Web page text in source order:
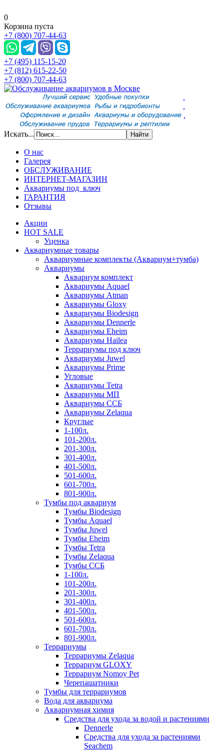
0
Корзина пуста
+7 (800) 707-44-63
+7 (495) 115-15-20
+7 (812) 615-22-50
+7 (800) 707-44-63
,
,
,
Искать...
О нас
Галерея
ОБСЛУЖИВАНИЕ
ИНТЕРНЕТ-МАГАЗИН
Аквариумы под ключ
ГАРАНТИЯ
Отзывы
Акции
HOT SALE
Уценка
Аквариумные товары
Аквариумные комплекты (Аквариум+тумба)
Аквариумы
Аквариум комплект
Аквариумы Aquael
Аквариумы Atman
Аквариумы Gloxy
Аквариумы Biodesign
Аквариумы Dennerle
Аквариумы Eheim
Аквариумы Hailea
Террариумы под ключ
Аквариумы Juwel
Аквариумы Prime
Угловые
Аквариумы Tetra
Аквариумы МП
Аквариумы ССБ
Аквариумы Zelaqua
Круглые
1-100л.
101-200л.
201-300л.
301-400л.
401-500л.
501-600л.
601-700л.
801-900л.
Тумбы под аквариум
Тумбы Biodesign
Тумбы Aquael
Тумбы Juwel
Тумбы Eheim
Тумбы Tetra
Тумбы Zelaqua
Тумбы ССБ
1-100л.
101-200л.
201-300л.
301-400л.
401-500л.
501-600л.
601-700л.
801-900л.
Террариумы
Террариумы Zelaqua
Террариум GLOXY
Террариум Nomoy Pet
Черепашатники
Тумбы для террариумов
Вода для аквариума
Аквариумная химия
Средства для ухода за водой и растениями
Dennerle
Средства для ухода за растениями
Seachem